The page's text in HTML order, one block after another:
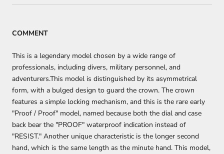
COMMENT
This is a legendary model chosen by a wide range of
professionals, including divers, military personnel, and
adventurers.This model is distinguished by its asymmetrical
form, with a bulged design to guard the crown. The crown
features a simple locking mechanism, and this is the rare early
"Proof / Proof" model, named because both the dial and case
back bear the "PROOF" waterproof indication instead of
"RESIST." Another unique characteristic is the longer second
hand, which is the same length as the minute hand. This model,